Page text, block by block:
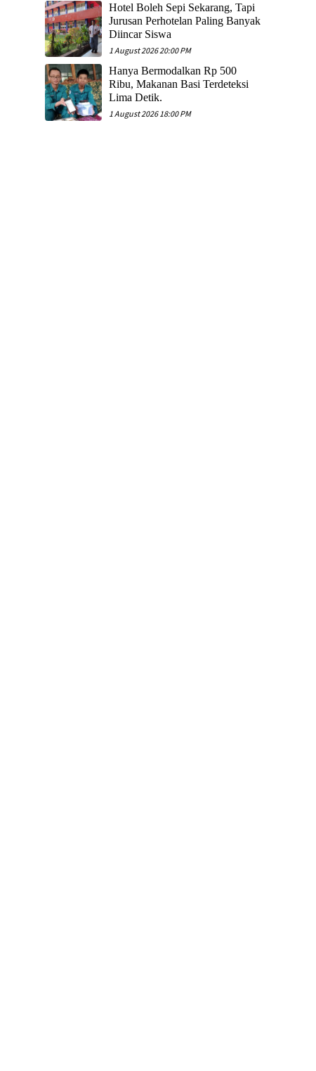
Hotel Boleh Sepi Sekarang, Tapi
Jurusan Perhotelan Paling Banyak
Diincar Siswa
1 August 2026 20:00 PM
Hanya Bermodalkan Rp 500
Ribu, Makanan Basi Terdeteksi
Lima Detik.
1 August 2026 18:00 PM